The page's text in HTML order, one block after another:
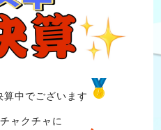
算中でございます
ャクチャに